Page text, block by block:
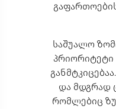
საშუალო
პრიორიტეტი
და მდგრად
რომლებიც